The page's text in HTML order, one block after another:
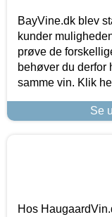
BayVine.dk blev
kunder
prøve de
behøver du derfor
samme vin. Klik
Se
Hos